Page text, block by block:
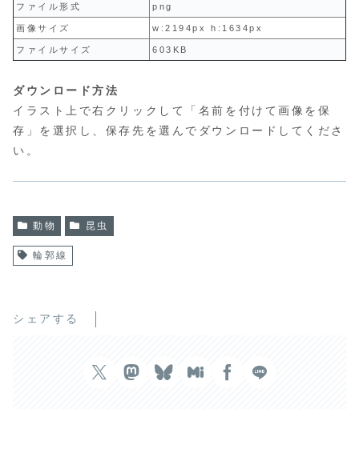
ファイル形式 png
画像サイズ w:2194px h:1634px
ファイルサイズ 603KB
ダウンロード方法
イラスト上で右クリックして「名前を付けて画像を保
存」を選択し、保存先を選んでダウンロードしてくださ
い。
動物 昆虫
輪郭線
シェアする